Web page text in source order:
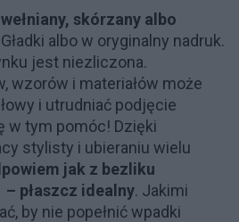
skórzany albo
albo w oryginalny nadruk.
jest niezliczona.
wzorów i materiałów może
i utrudniać podjęcie
w tym pomóc! Dzięki
stylisty i ubieraniu wielu
jak z bezliku
płaszcz idealny. Jakimi
by nie popełnić wpadki